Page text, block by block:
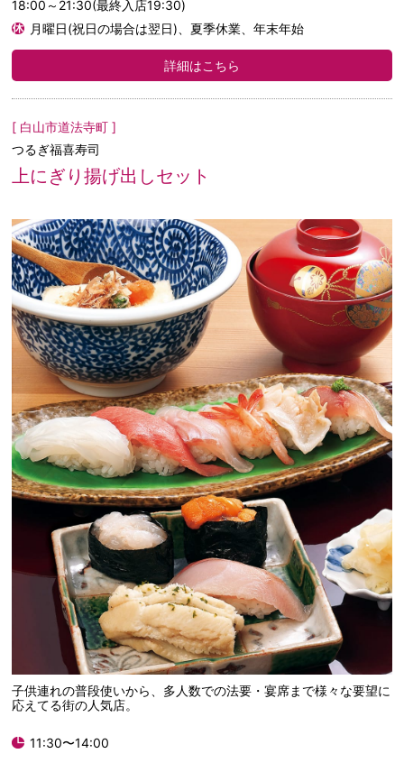
18:00～21:30(最終入店19:30)
月曜日(祝日の場合は翌日)、夏季休業、年末年始
詳細はこちら
[ 白山市道法寺町 ]
つるぎ福喜寿司
上にぎり揚げ出しセット
子供連れの普段使いから、多人数での法要・宴席まで様々な要望に
応えてる街の人気店。
11:30〜14:00